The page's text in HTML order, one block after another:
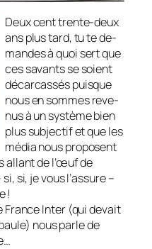
Deux cent trente-deux
ans plus tard, tu te de­
mandes à quoi sert que
ces savants se soient
décarcassés puisque
nous en sommes reve­
nus à un système bien
plus subjectif et que les
mé­dia nous proposent
allant de l’œuf de
si, si, je vous l’assure –
!
France Inter (qui devait
nous parle de